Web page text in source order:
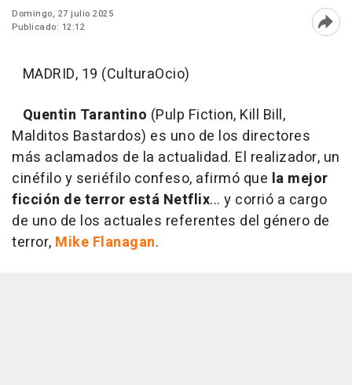
Domingo, 27 julio 2025
Publicado: 12:12
MADRID, 19 (CulturaOcio)
Quentin Tarantino (Pulp Fiction, Kill Bill,
Malditos Bastardos) es uno de los directores
más aclamados de la actualidad. El realizador, un
cinéfilo y seriéfilo confeso, afirmó que la mejor
ficción de terror está Netflix... y corrió a cargo
de uno de los actuales referentes del género de
terror, Mike Flanagan.